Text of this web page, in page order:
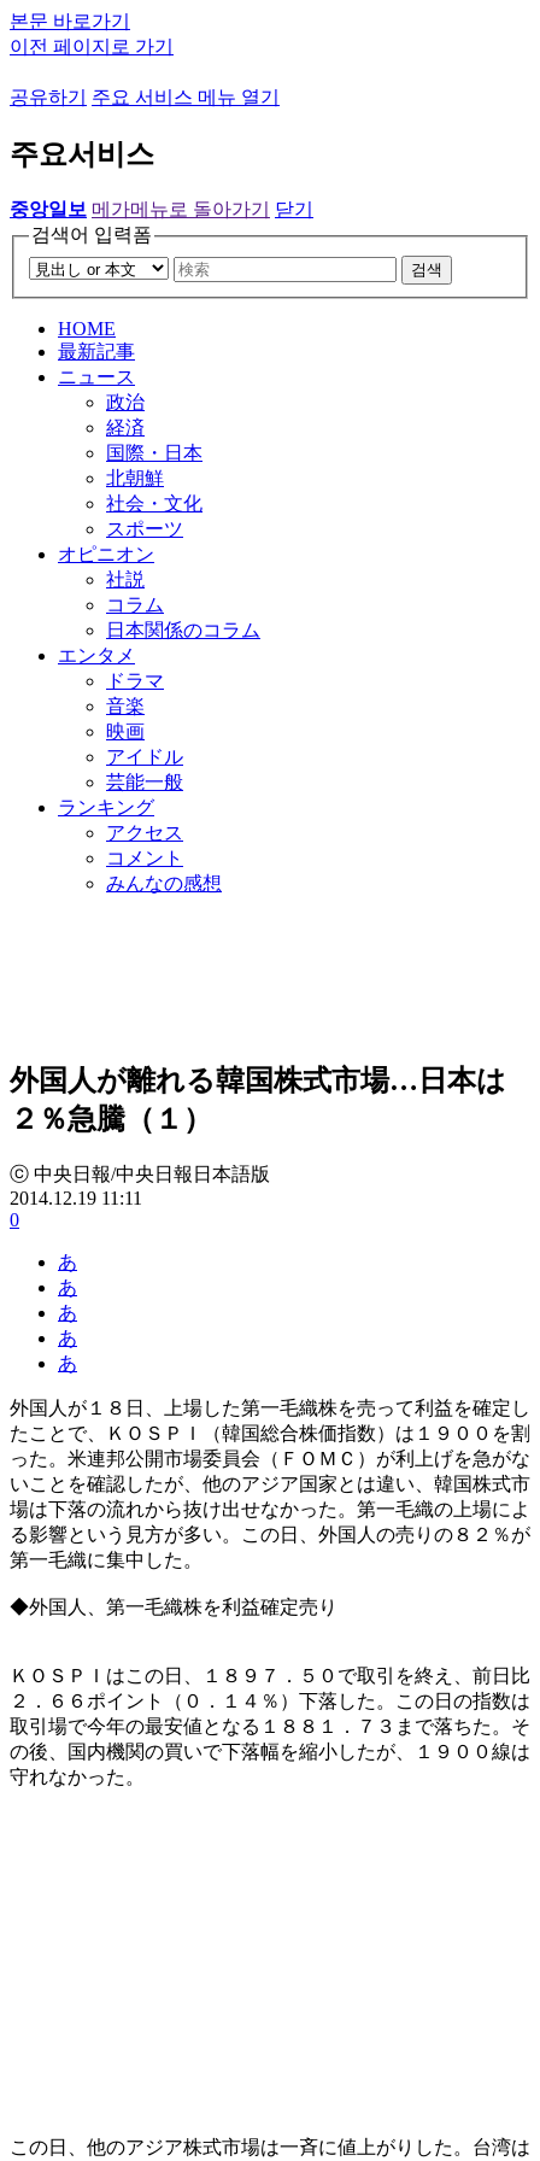
본문 바로가기
이전 페이지로 가기
공유하기 주요 서비스 메뉴 열기
주요서비스
중앙일보 메가메뉴로 돌아가기
닫기
검색어 입력폼
검색
HOME
最新記事
ニュース
政治
経済
国際・日本
北朝鮮
社会・文化
スポーツ
オピニオン
社説
コラム
日本関係のコラム
エンタメ
ドラマ
音楽
映画
アイドル
芸能一般
ランキング
アクセス
コメント
みんなの感想
外国人が離れる韓国株式市場…日本は
２％急騰（１）
ⓒ 中央日報/中央日報日本語版
2014.12.19 11:11
0
あ
あ
あ
あ
あ
外国人が１８日、上場した第一毛織株を売って利益を確定し
たことで、ＫＯＳＰＩ（韓国総合株価指数）は１９００を割
った。米連邦公開市場委員会（ＦＯＭＣ）が利上げを急がな
いことを確認したが、他のアジア国家とは違い、韓国株式市
場は下落の流れから抜け出せなかった。第一毛織の上場によ
る影響という見方が多い。この日、外国人の売りの８２％が
第一毛織に集中した。
◆外国人、第一毛織株を利益確定売り
ＫＯＳＰＩはこの日、１８９７．５０で取引を終え、前日比
２．６６ポイント（０．１４％）下落した。この日の指数は
取引場で今年の最安値となる１８８１．７３まで落ちた。そ
の後、国内機関の買いで下落幅を縮小したが、１９００線は
守れなかった。
この日、他のアジア株式市場は一斉に値上がりした。台湾は